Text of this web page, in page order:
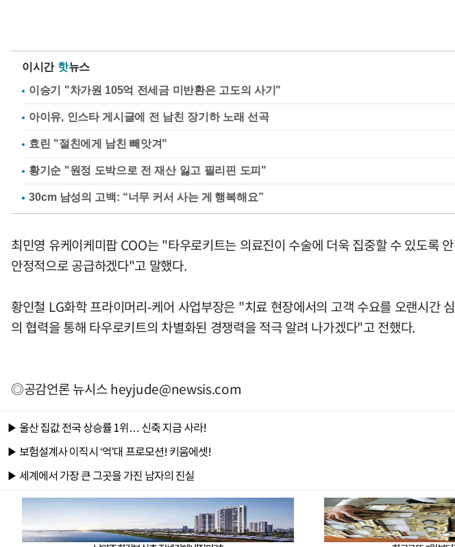
이시간 핫뉴스
이승기 "차가원 105억 전세금 미반환은 고도의 사기"
아이유, 인스타 게시글에 전 남친 장기하 노래 선곡
효린 "절친에게 남친 빼앗겨"
황기순 "원정 도박으로 전 재산 잃고 필리핀 도피"
최민영 유케이케미팝 COO는 "타우로키트는 의료진이 수술에 더욱 집중할 수 있도록
안정적으로 공급하겠다"고 말했다.
황인철 LG화학 프라이머리-케어 사업부장은 "치료 현장에서의 고객 수요를 오랜시간
의 협력을 통해 타우로키트의 차별화된 경쟁력을 적극 알려 나가겠다"고 전했다.
◎공감언론 뉴시스heyjude@newsis.com